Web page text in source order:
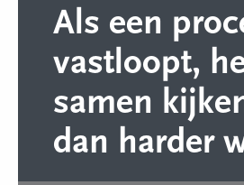
Als een
vastloopt,
samen
dan harder